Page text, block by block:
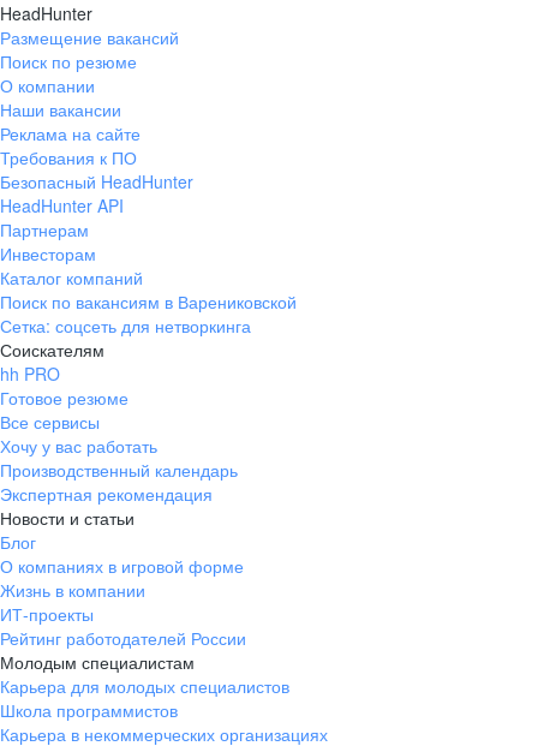
HeadHunter
Размещение вакансий
Поиск по резюме
О компании
Наши вакансии
Реклама на сайте
Требования к ПО
Безопасный HeadHunter
HeadHunter API
Партнерам
Инвесторам
Каталог компаний
Поиск по вакансиям в Варениковской
Сетка: соцсеть для нетворкинга
Соискателям
hh PRO
Готовое резюме
Все сервисы
Хочу у вас работать
Производственный календарь
Экспертная рекомендация
Новости и статьи
Блог
О компаниях в игровой форме
Жизнь в компании
ИТ-проекты
Рейтинг работодателей России
Молодым специалистам
Карьера для молодых специалистов
Школа программистов
Карьера в некоммерческих организациях